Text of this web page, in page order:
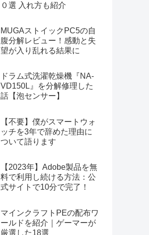
０選 入れ方も紹介
MUGAストイックPC5の自
腹分解レビュー！感動と失
望が入り乱れる結果に
ドラム式洗濯乾燥機『NA-
VD150L』を分解修理した
話【泡センサー】
【不要】僕がスマートウォ
ッチを3年で辞めた理由に
ついて語ります
【2023年】Adobe製品を無
料で利用し続ける方法：公
式サイトで10分で完了！
マインクラフトPEの配布ワ
ールドを紹介｜ゲーマーが
厳選した18選